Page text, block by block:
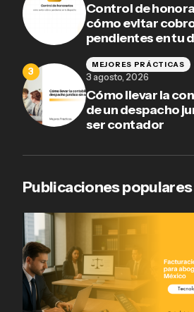
Control de
cómo evitar
pendientes en tu
Cómo llevar la
de un despacho
ser contador
MEJORES PRÁCTICAS
3 agosto, 2026
Publicaciones populares